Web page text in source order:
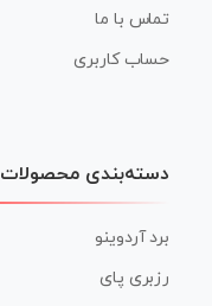
تماس با ما
حساب کاربری
دسته‌بندی محصولات
برد آردوینو
رزبری پای